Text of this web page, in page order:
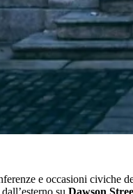
e occasioni civiche